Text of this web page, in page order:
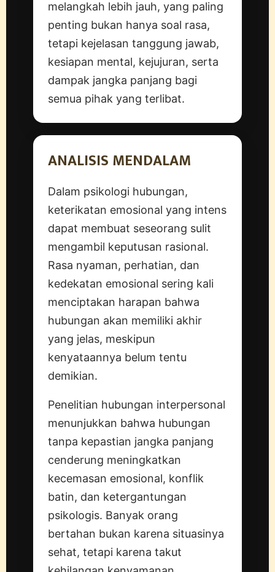
melangkah lebih jauh, yang paling
penting bukan hanya soal rasa,
tetapi kejelasan tanggung jawab,
kesiapan mental, kejujuran, serta
dampak jangka panjang bagi
semua pihak yang terlibat.
ANALISIS MENDALAM
Dalam psikologi hubungan,
keterikatan emosional yang intens
dapat membuat seseorang sulit
mengambil keputusan rasional.
Rasa nyaman, perhatian, dan
kedekatan emosional sering kali
menciptakan harapan bahwa
hubungan akan memiliki akhir
yang jelas, meskipun
kenyataannya belum tentu
demikian.
Penelitian hubungan interpersonal
menunjukkan bahwa hubungan
tanpa kepastian jangka panjang
cenderung meningkatkan
kecemasan emosional, konflik
batin, dan ketergantungan
psikologis. Banyak orang
bertahan bukan karena situasinya
sehat, tetapi karena takut